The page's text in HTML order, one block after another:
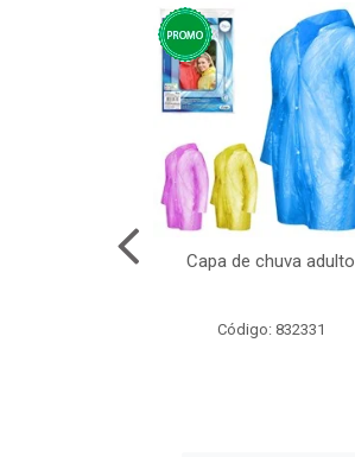
Capa de chuva adulto
Código: 832331